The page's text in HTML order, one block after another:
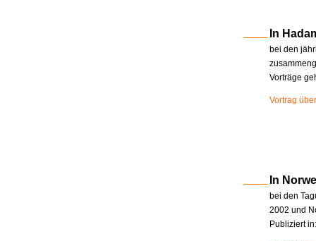
In
bei den
Vorträge
Vortrag
In
bei den
2002 und
Publiziert